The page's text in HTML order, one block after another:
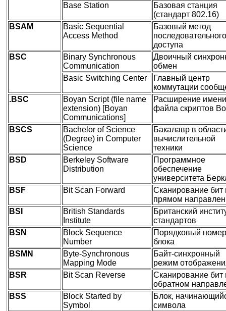
Base Station
Базовая станция
(стандарт 802.16)
BSAM
Basic Sequential
Access Method
Базовый метод
последовательного
доступа
BSC
Binary Synchronous
Communication
Двоичный
обмен
Basic Switching Center
Главный центр
коммутации
.BSC
Boyan Script (file name
extension) [Boyan
Communications]
Расширение имени
файла скриптов
BSCS
Bachelor of Science
(Degree) in Computer
Science
Бакалавр в
вычислительной
техники
BSD
Berkeley Software
Distribution
Программное
обеспечение
университета
BSF
Bit Scan Forward
Сканирование бит
прямом
BSI
British Standards
Institute
Британский
стандартов
BSN
Block Sequence
Number
Порядковый номер
блока
BSMN
Byte-Synchronous
Mapping Mode
Байт-синхронный
режим
BSR
Bit Scan Reverse
Сканирование бит
обратном
BSS
Block Started by
Symbol
Блок,
символа